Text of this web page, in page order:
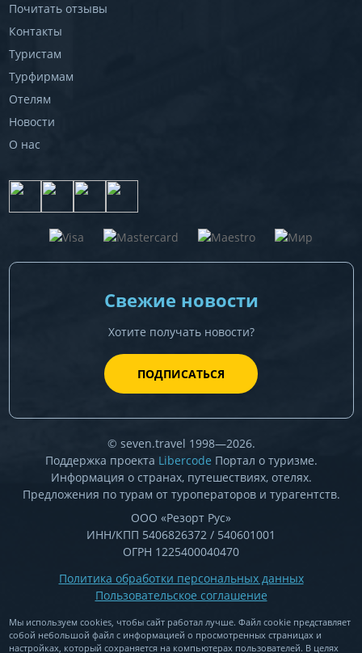
Почитать отзывы
Контакты
Туристам
Турфирмам
Отелям
Новости
О нас
Свежие новости
Хотите получать новости?
ПОДПИСАТЬСЯ
© seven.travel 1998—2026.
Поддержка проекта Libercode Портал о туризме.
Информация о странах, путешествиях, отелях.
Предложения по турам от туроператоров и турагентств.
ООО «Резорт Рус»
ИНН/КПП 5406826372 / 540601001
ОГРН 1225400040470
Политика обработки персональных данных
Пользовательское соглашение
Мы используем cookies, чтобы сайт работал лучше. Файл cookie представляет
собой небольшой файл c информацией о просмотренных страницах и
настройках, который сохраняется на компьютерах пользователей. В целях